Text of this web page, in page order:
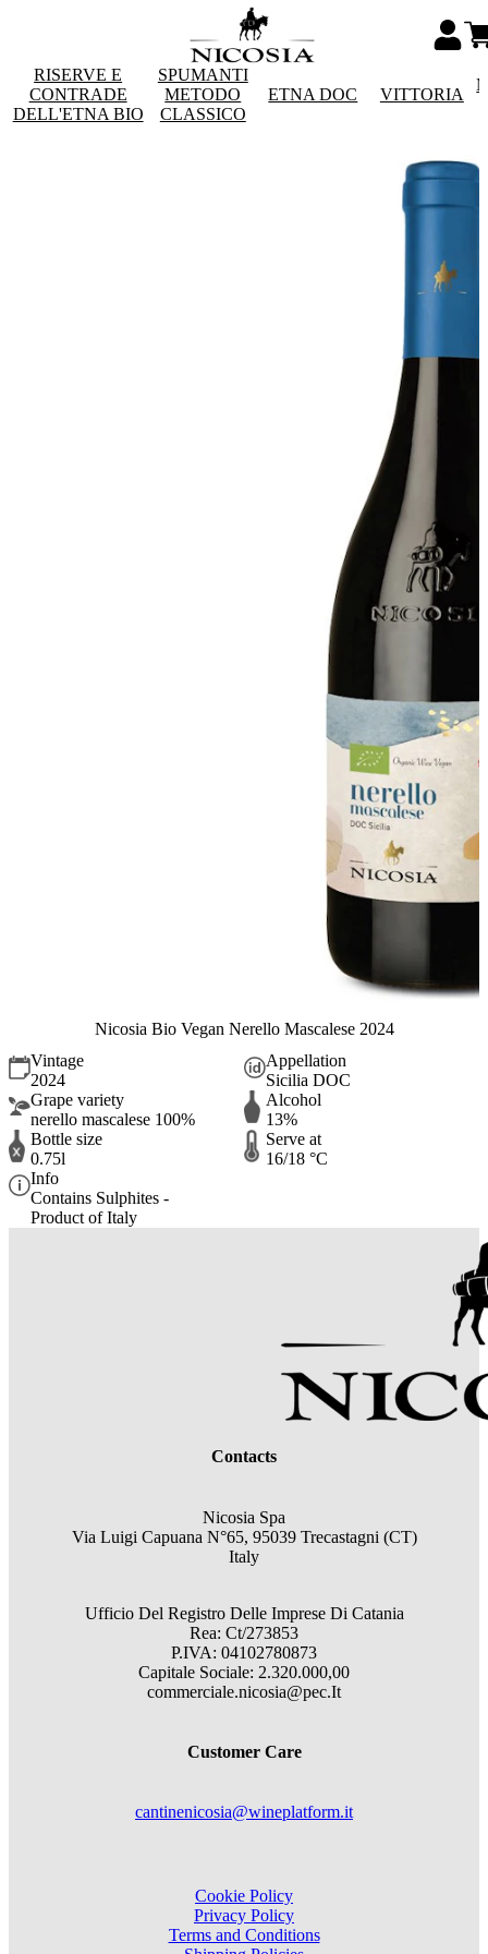
RISERVE E
CONTRADE
DELL'ETNA BIO
SPUMANTI
METODO
CLASSICO
ETNA DOC VITTORIA
Nicosia Bio Vegan Nerello Mascalese 2024
Vintage
2024
Appellation
Sicilia DOC
Grape variety
nerello mascalese 100%
Alcohol
13%
Bottle size
0.75l
Serve at
16/18 °C
Info
Contains Sulphites -
Product of Italy
Contacts
Nicosia Spa
Via Luigi Capuana N°65, 95039 Trecastagni (CT)
Italy
Ufficio Del Registro Delle Imprese Di Catania
Rea: Ct/273853
P.IVA: 04102780873
Capitale Sociale: 2.320.000,00
commerciale.nicosia@pec.It
Customer Care
cantinenicosia@wineplatform.it
Cookie Policy
Privacy Policy
Terms and Conditions